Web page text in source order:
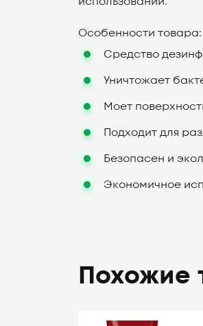
Особенности товара:
Средство
Уничтожает
Моет
Подходит для
Безопасен и
Экономичное
Похожие